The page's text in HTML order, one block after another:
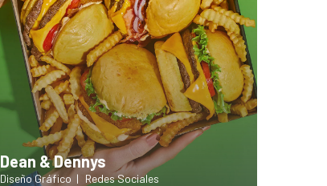
Dean & Dennys
Diseño Gráfico Redes Sociales